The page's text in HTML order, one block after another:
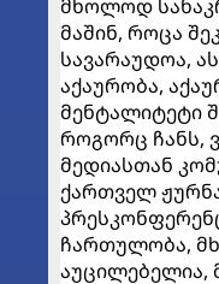
მხოლოდ
მაშინ, როცა
სავარაუდოა,
აქაურობა,
მენტალიტეტი
როგორც ჩანს,
მედიასთან
ქართველ
ჩართულობა,
აუცილებელია,